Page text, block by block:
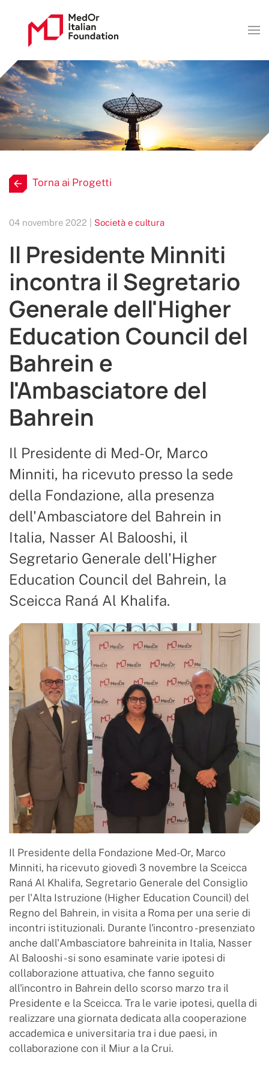
Torna ai Progetti
04 novembre 2022 | Società e cultura
Il Presidente Minniti
incontra il Segretario
Generale dell'Higher
Education Council del
Bahrein e
l'Ambasciatore del
Bahrein
Il Presidente di Med-Or, Marco
Minniti, ha ricevuto presso la sede
della Fondazione, alla presenza
dell'Ambasciatore del Bahrein in
Italia, Nasser Al Balooshi, il
Segretario Generale dell'Higher
Education Council del Bahrein, la
Sceicca Raná Al Khalifa.
Il Presidente della Fondazione Med-Or, Marco
Minniti, ha ricevuto giovedì 3 novembre la Sceicca
Raná Al Khalifa, Segretario Generale del Consiglio
per l'Alta Istruzione (Higher Education Council) del
Regno del Bahrein, in visita a Roma per una serie di
incontri istituzionali. Durante l'incontro - presenziato
anche dall'Ambasciatore bahreinita in Italia, Nasser
Al Balooshi - si sono esaminate varie ipotesi di
collaborazione attuativa, che fanno seguito
all'incontro in Bahrein dello scorso marzo tra il
Presidente e la Sceicca. Tra le varie ipotesi, quella di
realizzare una giornata dedicata alla cooperazione
accademica e universitaria tra i due paesi, in
collaborazione con il Miur a la Crui.